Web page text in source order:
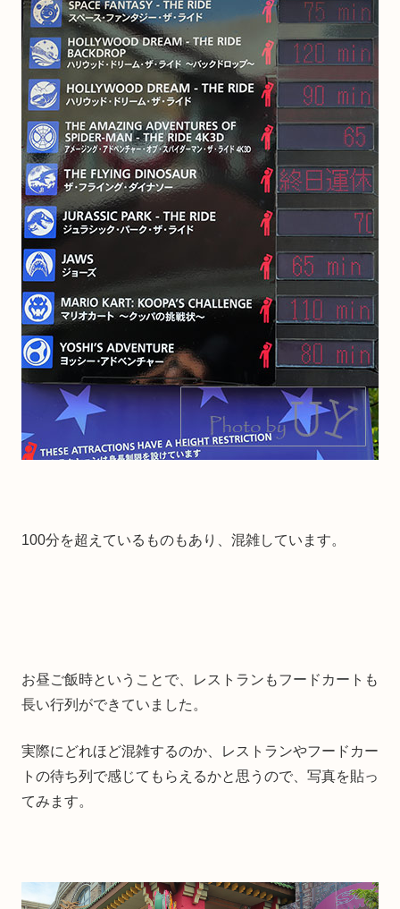
100分を超えているものもあり、混雑しています。
お昼ご飯時ということで、レストランもフードカートも
長い行列ができていました。
実際にどれほど混雑するのか、レストランやフードカー
トの待ち列で感じてもらえるかと思うので、写真を貼っ
てみます。